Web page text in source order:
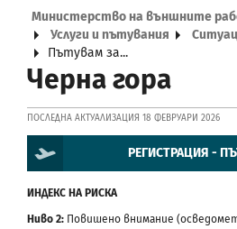
Министерство на външните
Услуги и пътувания
Пътувам за...
Черна гора
ПОСЛЕДНА АКТУАЛИЗАЦИЯ 18 ФЕВРУАРИ 2026
РЕГИСТРАЦИЯ -
ИНДЕКС НА РИСКА
Ниво 2: Повишено внимание